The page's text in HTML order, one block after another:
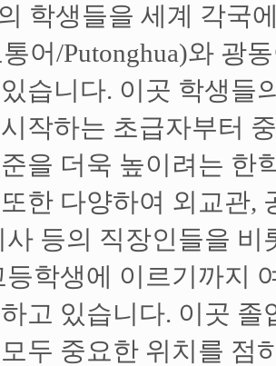
학생들을 세계 각국
어/Putonghua)와 광
습니다. 이곳 학생들
작하는 초급자부터
을 더욱 높이려는 한
한 다양하여 외교관,
사 등의 직장인들을 비
등학생에 이르기까지
고 있습니다. 이곳 졸
두 중요한 위치를 점